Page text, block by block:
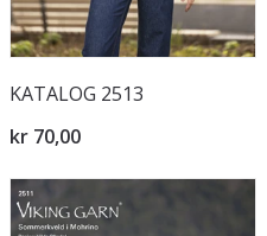
KATALOG 2513
kr 70,00